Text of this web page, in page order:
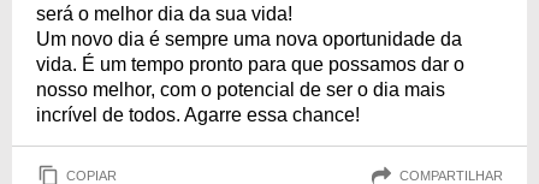
será o melhor dia da sua vida!
Um novo dia é sempre uma nova oportunidade da
vida. É um tempo pronto para que possamos dar o
nosso melhor, com o potencial de ser o dia mais
incrível de todos. Agarre essa chance!
COPIAR COMPARTILHAR